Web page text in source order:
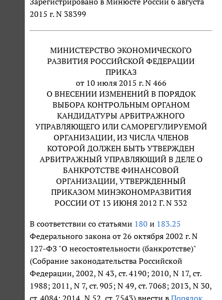
2015 г. N 38399
МИНИСТЕРСТВО ЭКОНОМИЧЕСКОГО
РАЗВИТИЯ РОССИЙСКОЙ ФЕДЕРАЦИИ
ПРИКАЗ
от 10 июля 2015 г. N 466
О ВНЕСЕНИИ ИЗМЕНЕНИЙ В ПОРЯДОК
ВЫБОРА КОНТРОЛЬНЫМ ОРГАНОМ
КАНДИДАТУРЫ АРБИТРАЖНОГО
УПРАВЛЯЮЩЕГО ИЛИ САМОРЕГУЛИРУЕМОЙ
ОРГАНИЗАЦИИ, ИЗ ЧИСЛА ЧЛЕНОВ
КОТОРОЙ ДОЛЖЕН БЫТЬ УТВЕРЖДЕН
АРБИТРАЖНЫЙ УПРАВЛЯЮЩИЙ В ДЕЛЕ О
БАНКРОТСТВЕ ФИНАНСОВОЙ
ОРГАНИЗАЦИИ, УТВЕРЖДЕННЫЙ
ПРИКАЗОМ МИНЭКОНОМРАЗВИТИЯ
РОССИИ ОТ 13 ИЮНЯ 2012 Г. N 332
В соответствии со статьями 180 и 183.25
Федерального закона от 26 октября 2002 г. N
127-ФЗ "О несостоятельности (банкротстве)"
(Собрание законодательства Российской
Федерации, 2002, N 43, ст. 4190; 2010, N 17, ст.
1988; 2011, N 7, ст. 905; N 49, ст. 7068; 2013, N 30,
ст. 4084; 2014, N 52, ст. 7543) внести в Порядок